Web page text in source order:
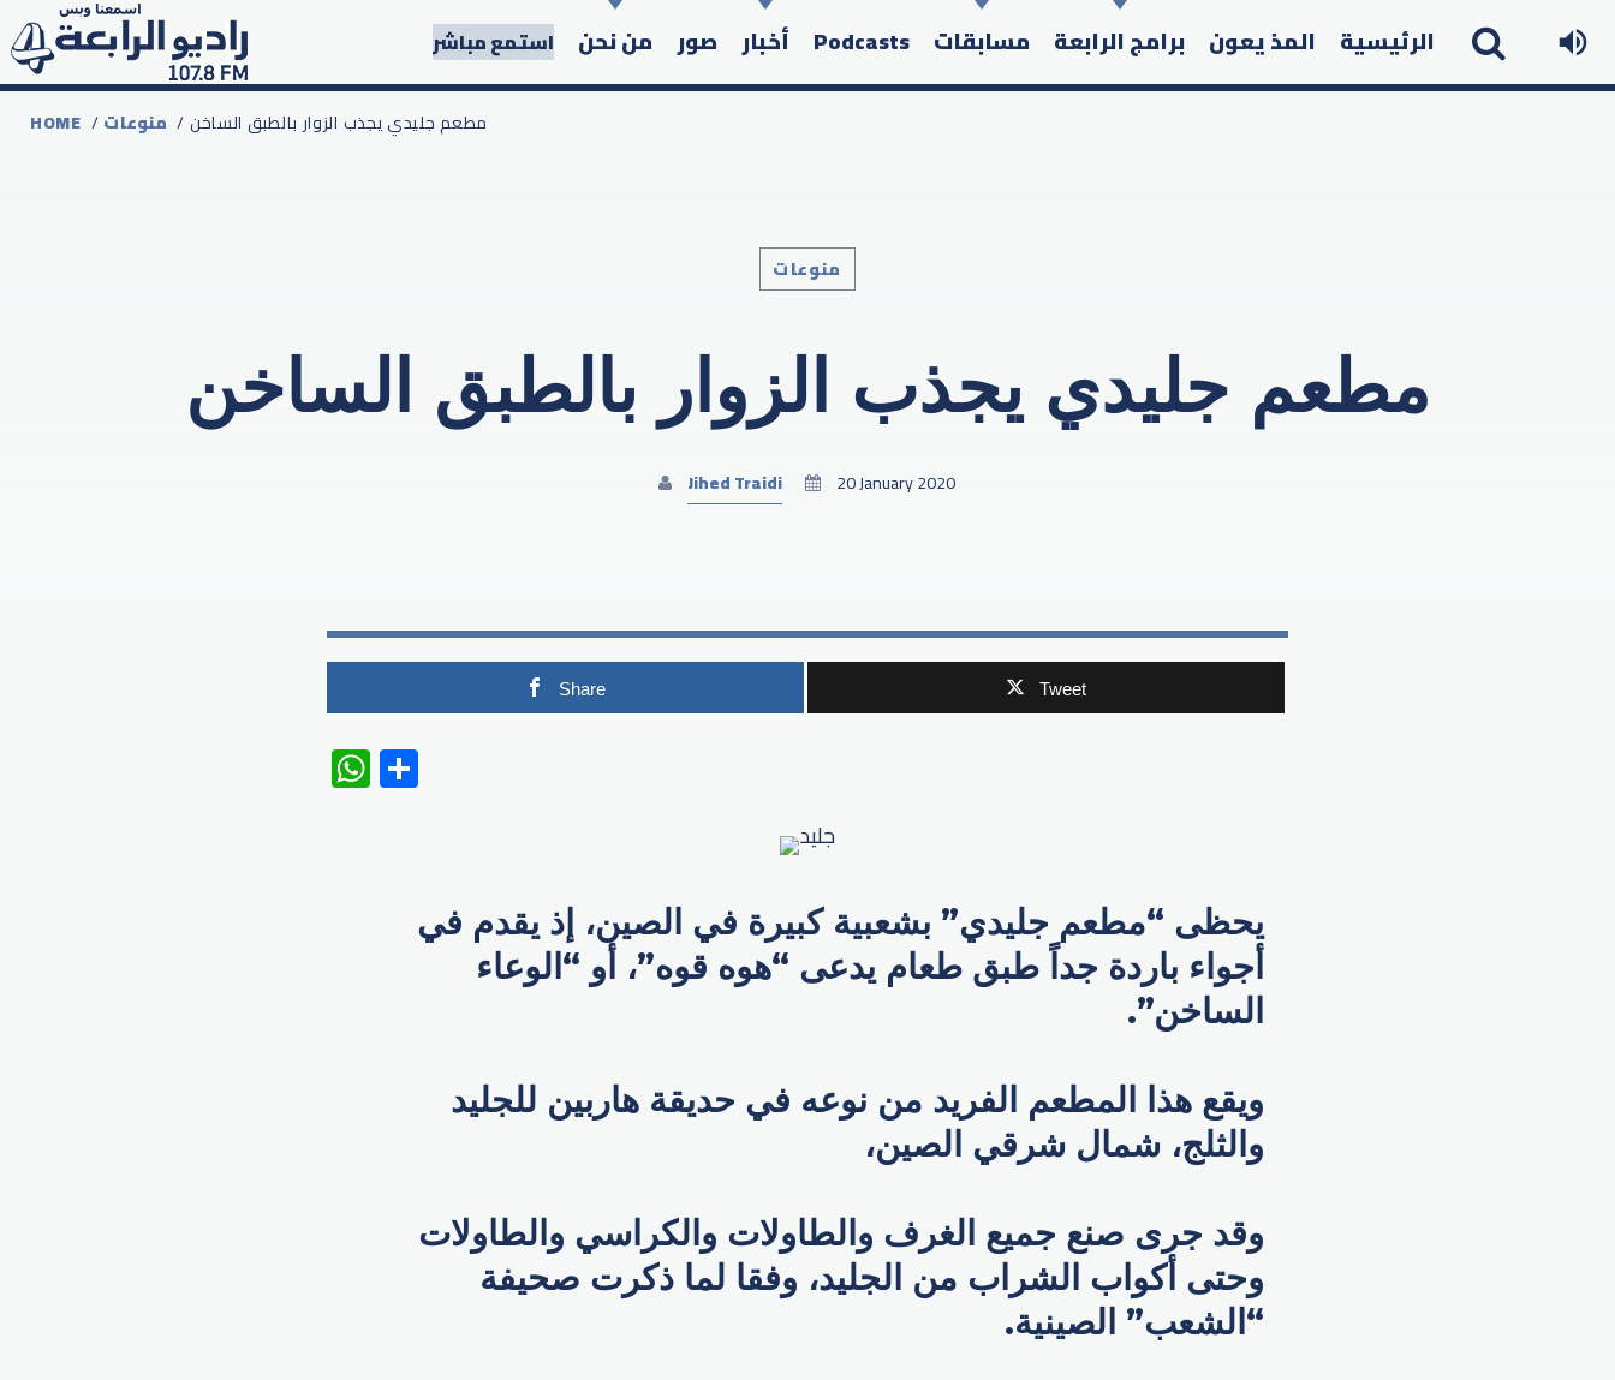
الرئيسية المذ يعون برامج الرابعة مسابقات Podcasts أخبار صور من نحن استمع مباشر
Search in the website:
HOME /منوعات / مطعم جليدي يجذب الزوار بالطبق الساخن
منوعات
مطعم جليدي يجذب الزوار بالطبق الساخن
Jihed Traidi 20 January 2020
Share Tweet
WhatsApp
يحظى “مطعم جليدي” بشعبية كبيرة في الصين، إذ يقدم في
أجواء باردة جداً طبق طعام يدعى “هوه قوه”، أو “الوعاء
الساخن”.
ويقع هذا المطعم الفريد من نوعه في حديقة هاربين للجليد
والثلج، شمال شرقي الصين،
وقد جرى صنع جميع الغرف والطاولات والكراسي والطاولات
وحتى أكواب الشراب من الجليد، وفقا لما ذكرت صحيفة
“الشعب” الصينية.